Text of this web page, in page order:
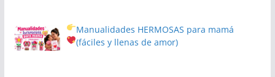
Manualidades HERMOSAS para mamá
(fáciles y llenas de amor)